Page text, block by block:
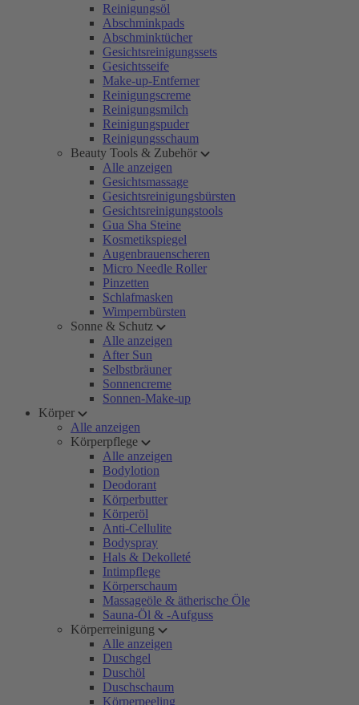
Reinigungsöl
Abschminkpads
Abschminktücher
Gesichtsreinigungssets
Gesichtsseife
Make-up-Entferner
Reinigungscreme
Reinigungsmilch
Reinigungspuder
Reinigungsschaum
Beauty Tools & Zubehör
Alle anzeigen
Gesichtsmassage
Gesichtsreinigungsbürsten
Gesichtsreinigungstools
Gua Sha Steine
Kosmetikspiegel
Augenbrauenscheren
Micro Needle Roller
Pinzetten
Schlafmasken
Wimpernbürsten
Sonne & Schutz
Alle anzeigen
After Sun
Selbstbräuner
Sonnencreme
Sonnen-Make-up
Körper
Alle anzeigen
Körperpflege
Alle anzeigen
Bodylotion
Deodorant
Körperbutter
Körperöl
Anti-Cellulite
Bodyspray
Hals & Dekolleté
Intimpflege
Körperschaum
Massageöle & ätherische Öle
Sauna-Öl & -Aufguss
Körperreinigung
Alle anzeigen
Duschgel
Duschöl
Duschschaum
Körperpeeling